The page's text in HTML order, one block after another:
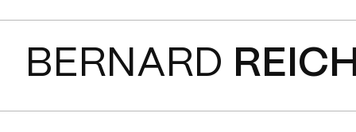
BERNARD